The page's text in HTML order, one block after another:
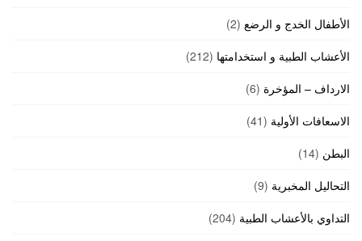
الأطفال الخدج و الرضع (2)
الأعشاب الطبية و استخدامتها (212)
الارداف – المؤخرة (6)
الاسعافات الأولية (41)
البطن (14)
التحاليل المخبرية (9)
التداوي بالأعشاب الطبية (204)